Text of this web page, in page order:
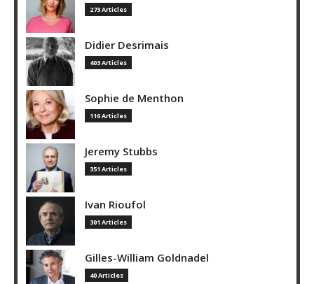
273 Articles
Didier Desrimais
403 Articles
Sophie de Menthon
116 Articles
Jeremy Stubbs
351 Articles
Ivan Rioufol
301 Articles
Gilles-William Goldnadel
40 Articles